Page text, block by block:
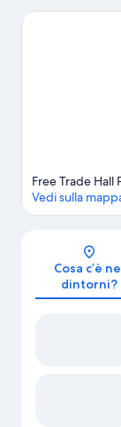
esempio,
Free Trade
Vedi sulla
Cosa c’è
dintorni?